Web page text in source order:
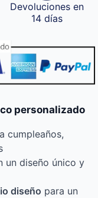
Devoluciones en
14 días
personalizado
cumpleaños,
un diseño único y
diseño para un